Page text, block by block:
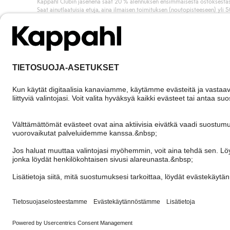
Saat ainutlaatuisia etuja, aina ilmaisen toimituksen (noutopisteeseen) yli
Liity jäseneksi
Finland Vaihda maata
Cookies